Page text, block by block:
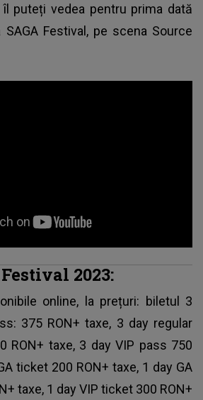
puteți vedea pentru prima dată
SAGA Festival, pe scena Source
2023:
online, la prețuri: biletul 3
375 RON+ taxe, 3 day regular
RON+ taxe, 3 day VIP pass 750
ticket 200 RON+ taxe, 1 day GA
taxe, 1 day VIP ticket 300 RON+